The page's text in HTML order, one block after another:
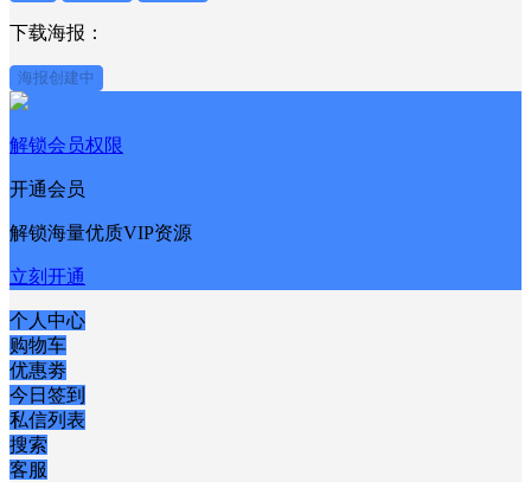
下载海报：
海报创建中
解锁会员权限
开通会员
解锁海量优质VIP资源
立刻开通
个人中心
购物车
优惠劵
今日签到
私信列表
搜索
客服